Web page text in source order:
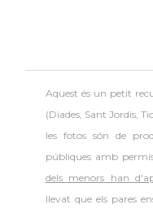
Aquest és un petit
(Diades, Sant Jordis,
les fotos són de
públiques amb
dels menors han
llevat que els pares